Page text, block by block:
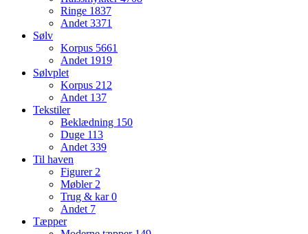
Ringe 1837
Andet 3371
Sølv
Korpus 5661
Andet 1919
Sølvplet
Korpus 212
Andet 137
Tekstiler
Beklædning 150
Duge 113
Andet 339
Til haven
Figurer 2
Møbler 2
Trug & kar0
Andet 7
Tæpper